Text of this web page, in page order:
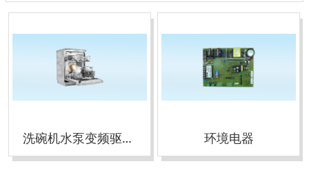
洗碗机水泵变频驱动器 环境电器